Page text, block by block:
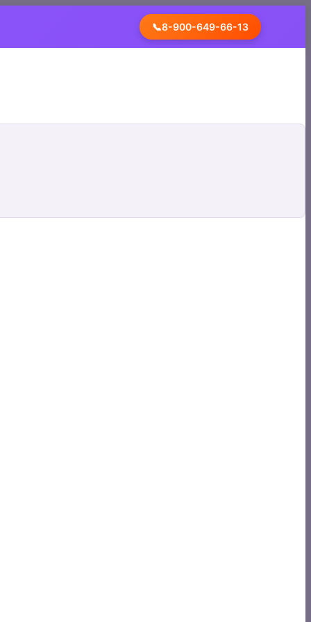
📞8-900-649-66-13